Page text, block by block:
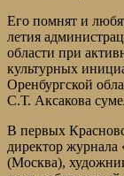
Его помнят и
летия
области при
культурных
Оренбургской
С.Т. Аксакова
В первых
директор
(Москва),